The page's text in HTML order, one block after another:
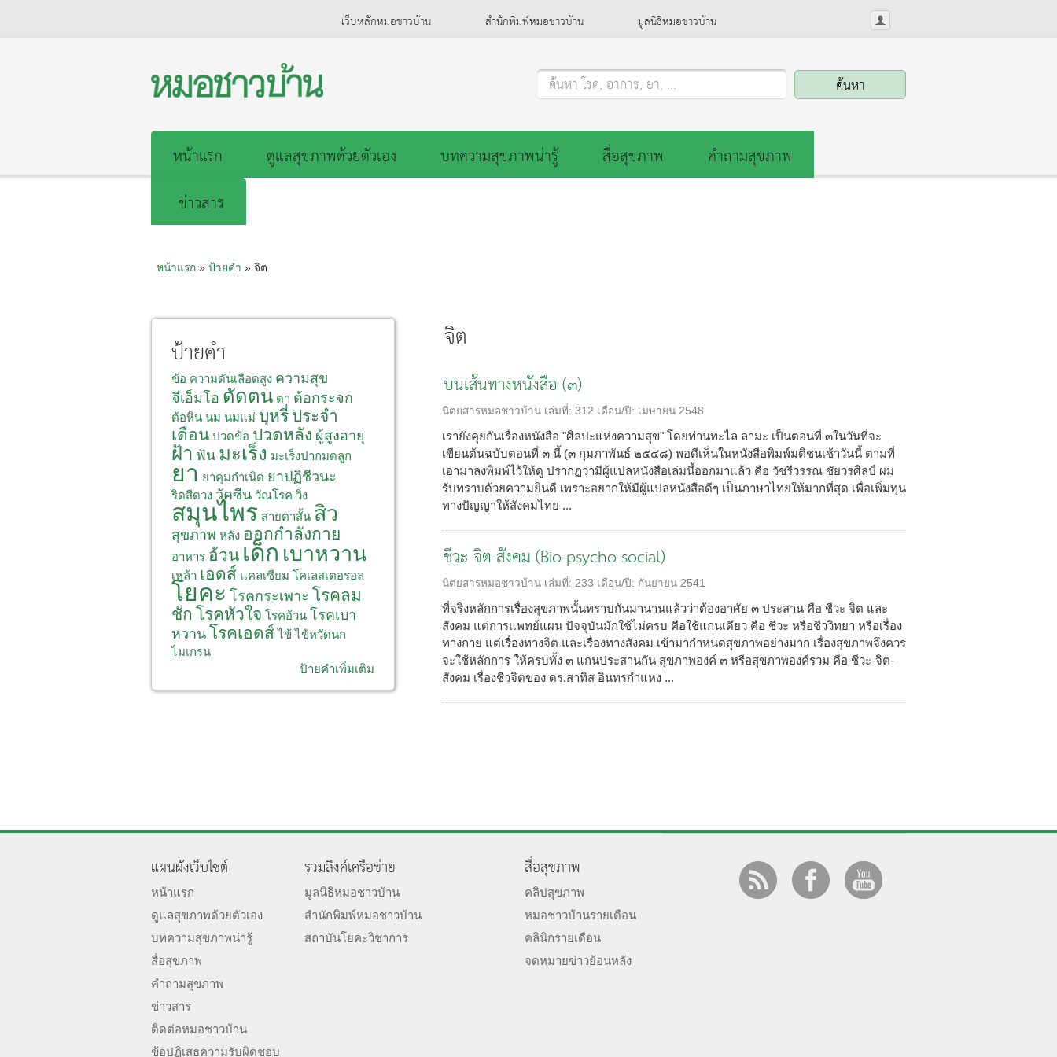
เว็บหลักหมอชาวบ้าน สำนักพิมพ์หมอชาวบ้าน มูลนิธิหมอชาวบ้าน
ค้นหา โรค, อาการ, ยา, ...
หน้าแรก ดูแลสุขภาพด้วยตัวเอง บทความสุขภาพน่ารู้ สื่อสุขภาพ
คำถามสุขภาพ
ข่าวสาร
หน้าแรก» ป้ายคำ » จิต
จิต
บนเส้นทางหนังสือ (๓)
นิตยสารหมอชาวบ้าน เล่มที่: 312 เดือน/ปี: เมษายน 2548
เรายังคุยกันเรื่องหนังสือ "ศิลปะแห่งความสุข" โดยท่านทะไล ลามะ เป็นตอนที่ ๓ในวันที่จะ
เขียนต้นฉบับตอนที่ ๓ นี้ (๓ กุมภาพันธ์ ๒๕๔๘) พอดีเห็นในหนังสือพิมพ์มติชนเช้าวันนี้ ตามที่
เอามาลงพิมพ์ไว้ให้ดู ปรากฏว่ามีผู้แปลหนังสือเล่มนี้ออกมาแล้ว คือ วัชรีวรรณ ชัยวรศิลป์ ผม
รับทราบด้วยความยินดี เพราะอยากให้มีผู้แปลหนังสือดีๆ เป็นภาษาไทยให้มากที่สุด เพื่อเพิ่มทุน
ทางปัญญาให้สังคมไทย ...
ชีวะ-จิต-สังคม (Bio-psycho-social)
นิตยสารหมอชาวบ้าน เล่มที่: 233 เดือน/ปี: กันยายน 2541
ที่จริงหลักการเรื่องสุขภาพนั้นทราบกันมานานแล้วว่าต้องอาศัย ๓ ประสาน คือ ชีวะ จิต และ
สังคม แต่การแพทย์แผน ปัจจุบันมักใช้ไม่ครบ คือใช้แกนเดียว คือ ชีวะ หรือชีววิทยา หรือเรื่อง
ทางกาย แต่เรื่องทางจิต และเรื่องทางสังคม เข้ามากำหนดสุขภาพอย่างมาก เรื่องสุขภาพจึงควร
จะใช้หลักการ ให้ครบทั้ง ๓ แกนประสานกัน สุขภาพองค์ ๓ หรือสุขภาพองค์รวม คือ ชีวะ-จิต-
สังคม เรื่องชีวจิตของ ดร.สาทิส อินทรกำแหง ...
ป้ายคำ
ข้อ ความดันเลือดสูง ความสุข
จีเอ็มโอ ดัดตน ตา ต้อกระจก
ต้อหิน นม นมแม่ บุหรี่ ประจำ
เดือน ปวดข้อ ปวดหลัง ผู้สูงอายุ
ฝ้า ฟัน มะเร็ง มะเร็งปากมดลูก
ยา ยาคุมกำเนิด ยาปฏิชีวนะ
ริดสีดวง วัคซีน วัณโรค วิ่ง
สมุนไพร สายตาสั้น สิว
สุขภาพ หลัง ออกกำลังกาย
อาหาร อ้วน เด็ก เบาหวาน
เหล้า เอดส์ แคลเซียม โคเลสเตอรอล
โยคะ โรคกระเพาะ โรคลม
ชัก โรคหัวใจ โรคอ้วน โรคเบา
หวาน โรคเอดส์ ไข้ ไข้หวัดนก
ไมเกรน
ป้ายคำเพิ่มเติม
แผนผังเว็บไซต์
หน้าแรก
ดูแลสุขภาพด้วยตัวเอง
บทความสุขภาพน่ารู้
สื่อสุขภาพ
คำถามสุขภาพ
ข่าวสาร
ติดต่อหมอชาวบ้าน
ข้อปฏิเสธความรับผิดชอบ
รวมลิงค์เครือข่าย
มูลนิธิหมอชาวบ้าน
สำนักพิมพ์หมอชาวบ้าน
สถาบันโยคะวิชาการ
สื่อสุขภาพ
คลิปสุขภาพ
หมอชาวบ้านรายเดือน
คลินิกรายเดือน
จดหมายข่าวย้อนหลัง